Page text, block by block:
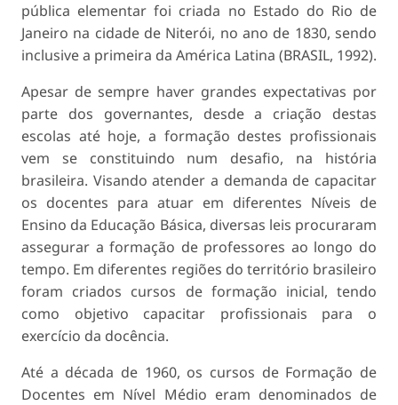
pública elementar foi criada no Estado do Rio de
Janeiro na cidade de Niterói, no ano de 1830, sendo
inclusive a primeira da América Latina (BRASIL, 1992).
Apesar de sempre haver grandes expectativas por
parte dos governantes, desde a criação destas
escolas até hoje, a formação destes profissionais
vem se constituindo num desafio, na história
brasileira. Visando atender a demanda de capacitar
os docentes para atuar em diferentes Níveis de
Ensino da Educação Básica, diversas leis procuraram
assegurar a formação de professores ao longo do
tempo. Em diferentes regiões do território brasileiro
foram criados cursos de formação inicial, tendo
como objetivo capacitar profissionais para o
exercício da docência.
Até a década de 1960, os cursos de Formação de
Docentes em Nível Médio eram denominados de